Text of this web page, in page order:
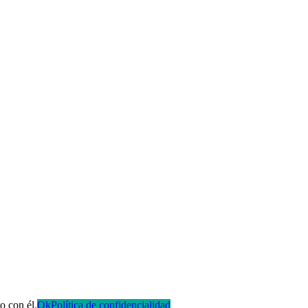
con él.OkPolítica de confidencialidad